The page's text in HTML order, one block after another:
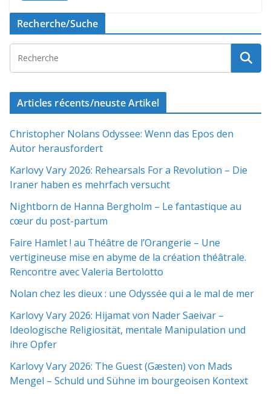
Recherche/Suche
Articles récents/neuste Artikel
Christopher Nolans Odyssee: Wenn das Epos den
Autor herausfordert
Karlovy Vary 2026: Rehearsals For a Revolution – Die
Iraner haben es mehrfach versucht
Nightborn de Hanna Bergholm – Le fantastique au
cœur du post-partum
Faire Hamlet ! au Théâtre de l’Orangerie – Une
vertigineuse mise en abyme de la création théâtrale.
Rencontre avec Valeria Bertolotto
Nolan chez les dieux : une Odyssée qui a le mal de mer
Karlovy Vary 2026: Hijamat von Nader Saeivar​​ –
Ideologische Religiosität, mentale Manipulation und
ihre Opfer
Karlovy Vary 2026: The Guest (Gæsten) von Mads
Mengel – Schuld und Sühne im bourgeoisen Kontext